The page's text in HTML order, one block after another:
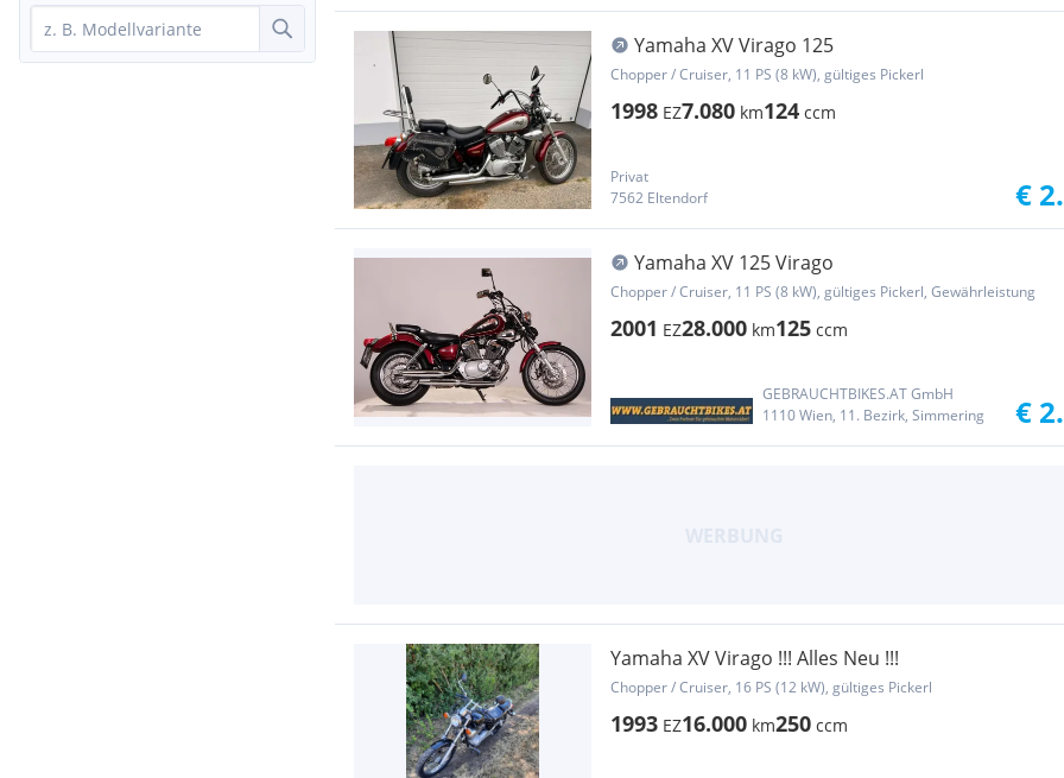
Yamaha XV Virago 125
Chopper / Cruiser, 11 PS (8 kW), gültiges Pickerl
1998 EZ7.080 km124 ccm
Privat
7562 Eltendorf
€
Yamaha XV 125 Virago
Chopper / Cruiser, 11 PS (8 kW), gültiges Pickerl, Gewährleistung
2001 EZ28.000 km125 ccm
GEBRAUCHTBIKES.AT GmbH
1110 Wien, 11. Bezirk, Simmering
€
Yamaha XV Virago !!! Alles Neu !!!
Chopper / Cruiser, 16 PS (12 kW), gültiges Pickerl
1993 EZ16.000 km250 ccm